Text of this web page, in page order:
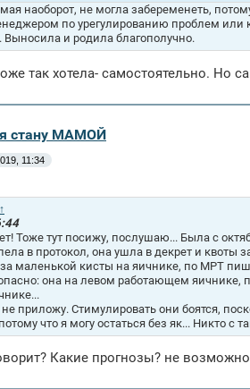
наоборот, не могла забеременеть,
по урегулированию проблем или
Выносила и родила благополучно.
так хотела- самостоятельно. Но
я стану МАМОЙ
11:34
↑
Тоже тут посижу, послушаю... Была с
в протокол, она ушла в декрет и
маленькой кисты на яичнике, по МРТ
она на левом работающем яичнике,
приложу. Стимулировать они боятся,
что я могу остаться без як... Никто с
Какие прогнозы? не